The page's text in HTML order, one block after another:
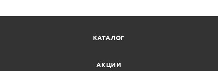
КАТАЛОГ
АКЦИИ